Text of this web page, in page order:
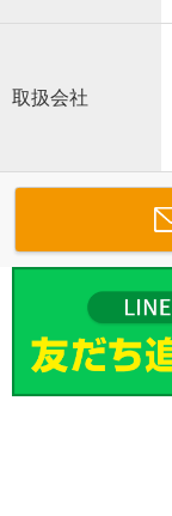
取扱会社